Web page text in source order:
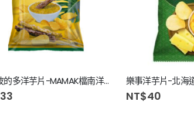
華元波的多洋芋片-MAMAK檔南洋沙嗲風味87g
33 NT$40